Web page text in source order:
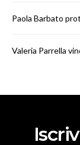
Paola Barbato
Valeria Parrella